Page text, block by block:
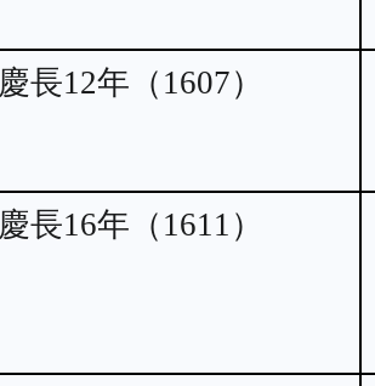
慶長12年（1607）
慶長16年（1611）